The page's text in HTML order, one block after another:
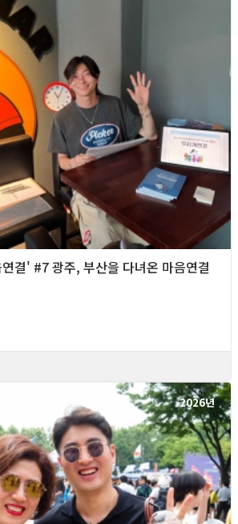
결' #7 광주, 부산을 다녀온 마음연결
2026년